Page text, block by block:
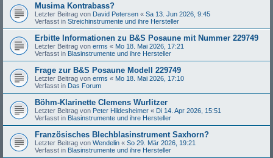
Musima Kontrabass?
Letzter Beitrag von David Petersen « Sa 13. Jun 2026, 9:45
Verfasst in Streichinstrumente und ihre Hersteller
Erbitte Informationen zu B&S Posaune mit Nummer 229749
Letzter Beitrag von erms « Mo 18. Mai 2026, 17:21
Verfasst in Blasinstrumente und ihre Hersteller
Frage zur B&S Posaune Modell 229749
Letzter Beitrag von erms « Mo 18. Mai 2026, 17:10
Verfasst in Das Forum
Böhm-Klarinette Clemens Wurlitzer
Letzter Beitrag von Peter Hildesheimer « Di 14. Apr 2026, 15:51
Verfasst in Blasinstrumente und ihre Hersteller
Französisches Blechblasinstrument Saxhorn?
Letzter Beitrag von Wendelin « So 29. Mär 2026, 19:21
Verfasst in Blasinstrumente und ihre Hersteller